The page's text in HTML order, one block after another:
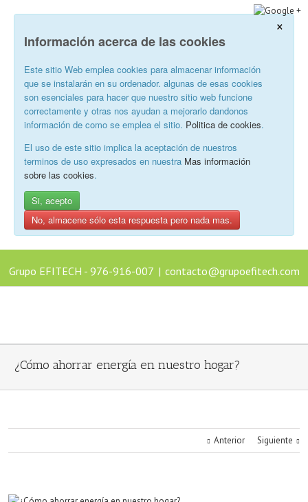
×
Información acerca de las cookies
Este sitio Web emplea cookies para almacenar información
que se instalarán en su ordenador. algunas de esas cookies
son esenciales para hacer que nuestro sitio web funcione
correctamente y otras nos ayudan a mejorarlo dandonos
información de como se emplea el sitio. Politica de cookies.
El uso de este sitio implica la aceptación de nuestros
terminos de uso expresados en nuestra Mas información
sobre las cookies.
Si, acepto
No, almacene sólo esta respuesta pero nada mas.
Grupo EFITECH - 976-916-007 | contacto@grupoefitech.com
¿Cómo ahorrar energía en nuestro hogar?
Anterior Siguiente